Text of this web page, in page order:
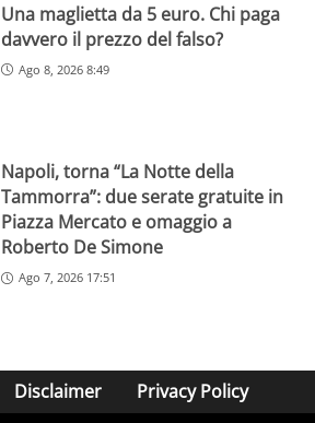
Una maglietta da 5 euro. Chi paga
davvero il prezzo del falso?
Ago 8, 2026 8:49
Napoli, torna “La Notte della
Tammorra”: due serate gratuite in
Piazza Mercato e omaggio a
Roberto De Simone
Ago 7, 2026 17:51
Disclaimer Privacy Policy